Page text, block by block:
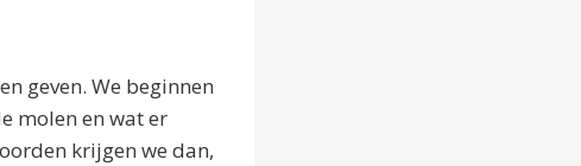
geven. We beginnen
molen en wat er
krijgen we dan,